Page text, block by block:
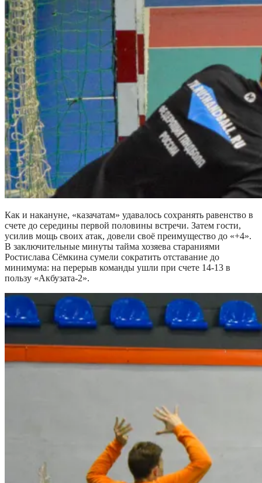
Как и накануне, «казачатам» удавалось сохранять равенство в
счете до середины первой половины встречи. Затем гости,
усилив мощь своих атак, довели своё преимущество до «+4».
В заключительные минуты тайма хозяева стараниями
Ростислава Сёмкина сумели сократить отставание до
минимума: на перерыв команды ушли при счете 14-13 в
пользу «Акбузата-2».